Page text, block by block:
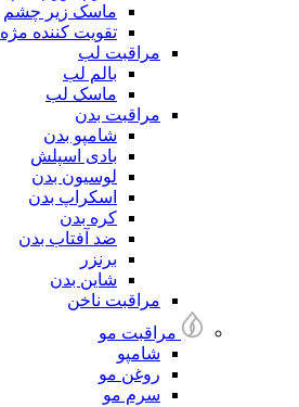
ماسک زیر چشم
تقویت کننده مژه
مراقبت لب
بالم لب
ماسک لب
مراقبت بدن
شامپو بدن
بادی اسپلش
لوسیون بدن
اسکراپ بدن
کره بدن
ضد آفتاب بدن
برنزر
شاین بدن
مراقبت ناخن
مراقبت مو
شامپو
روغن مو
سرم مو